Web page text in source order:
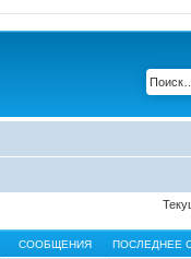
СООБЩЕНИЯ ПОСЛЕДНЕЕ